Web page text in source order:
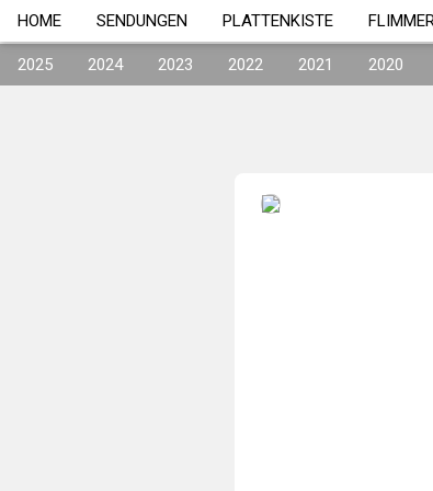
HOME SENDUNGEN PLATTENKISTE
2025 2024 2023 2022 2021 2020